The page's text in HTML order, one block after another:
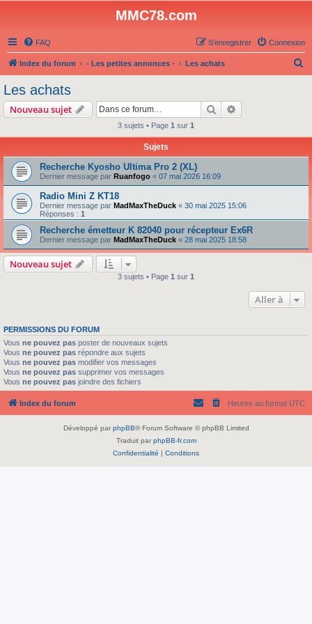
MMC78.com
FAQ Connexion
S’enregistrer
Index du forum - Les petites annonces - Les achats
Les achats
Nouveau sujet Rechercher
3 sujets • Page 1 sur 1
Sujets
Recherche Kyosho Ultima Pro 2 (XL)
Dernier message par Ruanfogo « 07 mai 2026 16:09
Radio Mini Z KT18
Dernier message par MadMaxTheDuck « 30 mai 2025 15:06
Réponses : 1
Recherche émetteur K 82040 pour récepteur Ex6R
Dernier message par MadMaxTheDuck « 28 mai 2025 18:58
Nouveau sujet
3 sujets • Page 1 sur 1
Aller à
PERMISSIONS DU FORUM
Vous ne pouvez pas poster de nouveaux sujets
Vous ne pouvez pas répondre aux sujets
Vous ne pouvez pas modifier vos messages
Vous ne pouvez pas supprimer vos messages
Vous ne pouvez pas joindre des fichiers
Index du forum Heures au format UTC
Développé par phpBB® Forum Software © phpBB Limited
Traduit par phpBB-fr.com
Confidentialité | Conditions